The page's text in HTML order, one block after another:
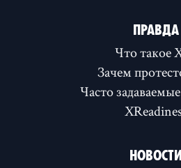
ПРАВДА
Что такое
Зачем
Часто
НОВОСТИ